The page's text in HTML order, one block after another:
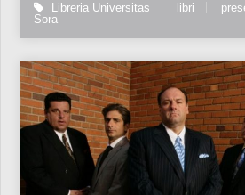
Libreria Universitas libri
Sora